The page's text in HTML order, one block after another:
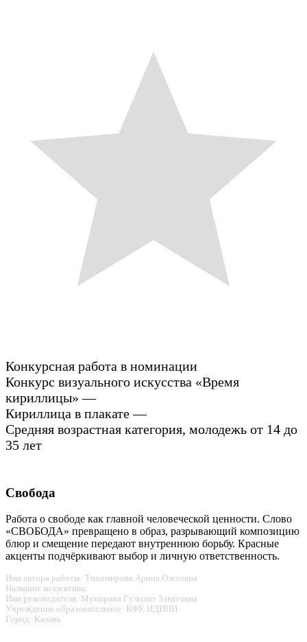
Конкурсная работа в номинации
Конкурс визуального искусства «Время
кириллицы» —
Кириллица в плакате —
Средняя возрастная категория, молодежь от 14 до
35 лет
Свобода
Работа о свободе как главной человеческой ценности. Слово
«СВОБОДА» превращено в образ, разрывающий композицию
блюр и смещение передают внутреннюю борьбу. Красные
акценты подчёркивают выбор и личную ответственность.
Имя автора работы: Тихомирова Арина Олеговна
Название коллектива:
Имя руководителя: Мунирова Гульшат Заватовна
Учреждение образовательное: КФУ, ИДИПИ
Город: Казань